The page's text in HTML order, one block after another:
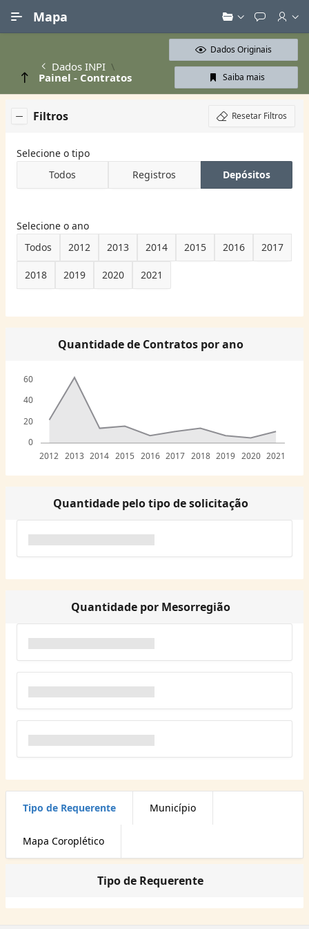
Mapa
Dados INPI
Painel - Contratos
Dados Originais
Saiba mais
Filtros Resetar Filtros
Selecione o tipo
Todos
Registros Depósitos
Selecione o ano
Todos
2012 2013 2014 2015 2016 2017
2018 2019 2020 2021
Quantidade de Contratos por ano
0
20
40
60
2012 2013 2014 2015 2016 2017 2018 2019 2020 2021
Quantidade pelo tipo de solicitação
Quantidade por Mesorregião
Tipo de Requerente Município
Mapa Coroplético
Tipo de Requerente